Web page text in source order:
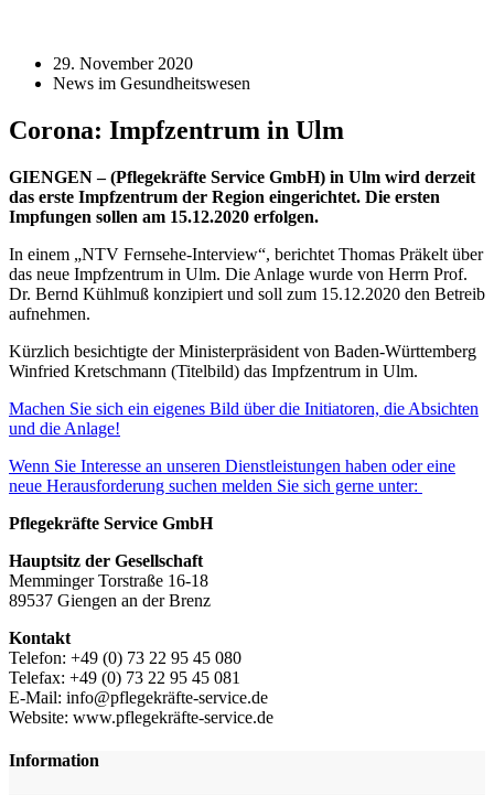
29. November 2020
News im Gesundheitswesen
Corona: Impfzentrum in Ulm
GIENGEN – (Pflegekräfte Service GmbH) in Ulm wird derzeit
das erste Impfzentrum der Region eingerichtet. Die ersten
Impfungen sollen am 15.12.2020 erfolgen.
In einem „NTV Fernsehe-Interview“, berichtet Thomas Präkelt über
das neue Impfzentrum in Ulm. Die Anlage wurde von Herrn Prof.
Dr. Bernd Kühlmuß konzipiert und soll zum 15.12.2020 den Betreib
aufnehmen.
Kürzlich besichtigte der Ministerpräsident von Baden-Württemberg
Winfried Kretschmann (Titelbild) das Impfzentrum in Ulm.
Machen Sie sich ein eigenes Bild über die Initiatoren, die Absichten
und die Anlage!
Wenn Sie Interesse an unseren Dienstleistungen haben oder eine
neue Herausforderung suchen melden Sie sich gerne unter:
Pflegekräfte Service GmbH
Hauptsitz der Gesellschaft
Memminger Torstraße 16-18
89537 Giengen an der Brenz
Kontakt
Telefon: +49 (0) 73 22 95 45 080
Telefax: +49 (0) 73 22 95 45 081
E-Mail: info@pflegekräfte-service.de
Website: www.pflegekräfte-service.de
Information